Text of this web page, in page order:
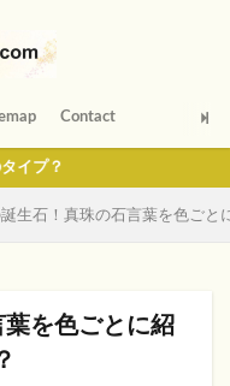
Contact
生石！真珠の石言葉を色ごと
を色ごとに紹